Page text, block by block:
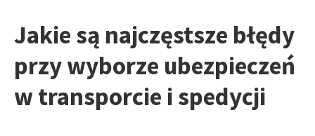
Jakie są najczęstsze błędy
przy wyborze ubezpieczeń
w transporcie i spedycji